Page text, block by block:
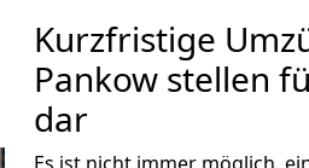
Kurzfristige
Pankow stellen
dar